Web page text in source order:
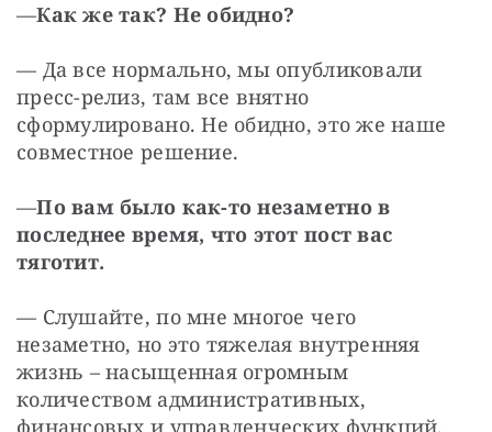
—Как же так? Не обидно?
— Да все нормально, мы опубликовали
пресс-релиз, там все внятно
сформулировано. Не обидно, это же наше
совместное решение.
—По вам было как-то незаметно в
последнее время, что этот пост вас
тяготит.
— Слушайте, по мне многое чего
незаметно, но это тяжелая внутренняя
жизнь – насыщенная огромным
количеством административных,